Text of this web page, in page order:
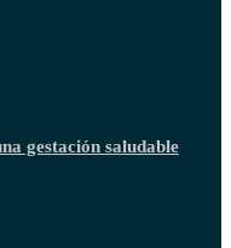
gestación saludable